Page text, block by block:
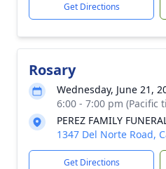
Get Directions
Rosary
Wednesday, June 21,
6:00 - 7:00 pm (Pacific
PEREZ FAMILY
1347 Del Norte Road,
Get Directions